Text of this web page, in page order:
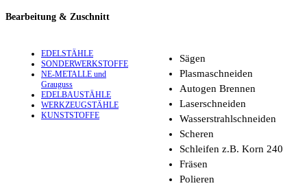
Bearbeitung & Zuschnitt
EDELSTÄHLE
SONDERWERKSTOFFE
NE-METALLE und
Grauguss
EDELBAUSTÄHLE
WERKZEUGSTÄHLE
KUNSTSTOFFE
Sägen
Plasmaschneiden
Autogen Brennen
Laserschneiden
Wasserstrahlschneiden
Scheren
Schleifen z.B. Korn 240
Fräsen
Polieren